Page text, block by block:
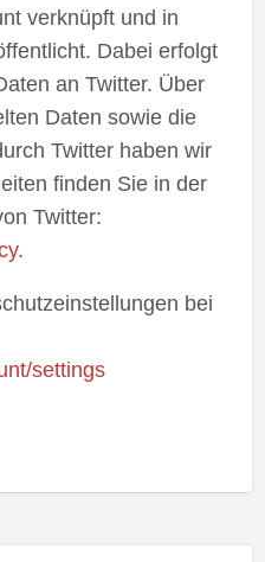
verknüpft und in
Dabei erfolgt
an Twitter. Über
Daten sowie die
Twitter haben wir
finden Sie in der
Twitter:
.
bei
settings